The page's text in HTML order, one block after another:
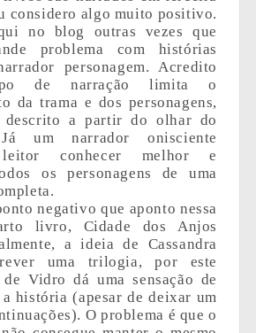
considero algo muito positivo.
no blog outras vezes que
problema com histórias
personagem. Acredito
de narração limita o
da trama e dos personagens,
descrito a partir do olhar do
Já um narrador onisciente
conhecer melhor e
os personagens de uma
negativo que aponto nessa
livro, Cidade dos Anjos
a ideia de Cassandra
uma trilogia, por este
Vidro dá uma sensação de
história (apesar de deixar um
O problema é que o